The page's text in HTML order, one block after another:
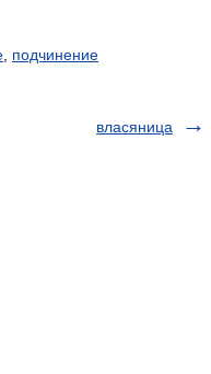
подчинение
власяница